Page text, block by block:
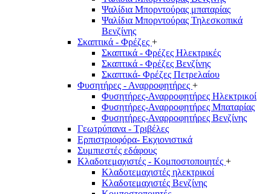
Ψαλίδια Μπορντούρας μπαταρίας
Ψαλίδια Μπορντούρας Τηλεσκοπικά
Βενζίνης
Σκαπτικά - Φρέζες +
Σκαπτικά - Φρέζες Ηλεκτρικές
Σκαπτικά - Φρέζες Βενζίνης
Σκαπτικά- Φρέζες Πετρελαίου
Φυσητήρες - Αναρροφητήρες +
Φυσητήρες-Αναρροφητήρες Ηλεκτρικοί
Φυσητήρες-Αναρροφητήρες Μπαταρίας
Φυσητήρες-Αναρροφητήρες Βενζίνης
Γεωτρύπανα - Τριβέλες
Ερπιστριοφόρα- Εκχιονιστικά
Συμπιεστές εδάφους
Κλαδοτεμαχιστές - Κομποστοποιητές +
Κλαδοτεμαχιστές ηλεκτρικοί
Κλαδοτεμαχιστές Βενζίνης